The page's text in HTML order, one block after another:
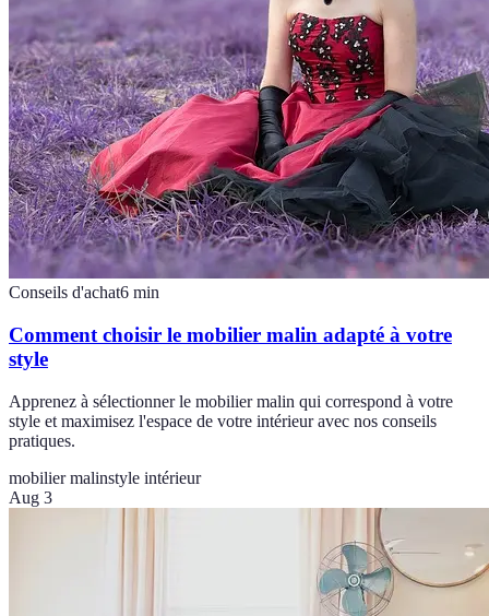
Conseils d'achat6 min
Comment choisir le mobilier malin adapté à votre
style
Apprenez à sélectionner le mobilier malin qui correspond à votre
style et maximisez l'espace de votre intérieur avec nos conseils
pratiques.
mobilier malinstyle intérieur
Aug 3